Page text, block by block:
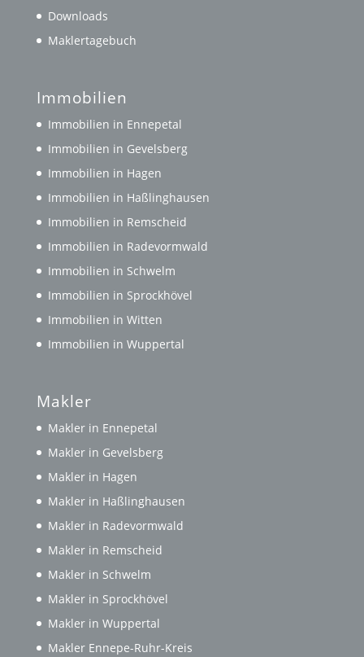
Downloads
Maklertagebuch
Immobilien
Immobilien in Ennepetal
Immobilien in Gevelsberg
Immobilien in Hagen
Immobilien in Haßlinghausen
Immobilien in Remscheid
Immobilien in Radevormwald
Immobilien in Schwelm
Immobilien in Sprockhövel
Immobilien in Witten
Immobilien in Wuppertal
Makler
Makler in Ennepetal
Makler in Gevelsberg
Makler in Hagen
Makler in Haßlinghausen
Makler in Radevormwald
Makler in Remscheid
Makler in Schwelm
Makler in Sprockhövel
Makler in Wuppertal
Makler Ennepe-Ruhr-Kreis